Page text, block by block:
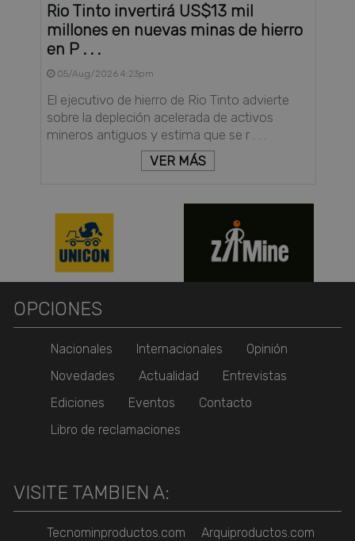
Rio Tinto invertirá US$13 mil
millones en nuevas minas de hierro
en P . . .
05/Aug/2026 4:23pm
El ejecutivo de hierro de Rio Tinto advierte
sobre la depleción acelerada de activos
mineros antiguos y estima que se r . . .
VER MÁS
OPCIONES
Nacionales Internacionales
Opinión
Novedades
Actualidad
Entrevistas
Ediciones
Eventos
Contacto
Libro de reclamaciones
VISITE TAMBIEN A:
Tecnominproductos.com Arquiproductos.com